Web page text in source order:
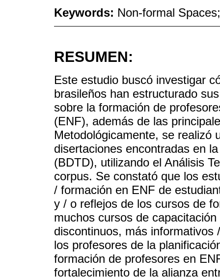
Keywords: Non-formal
RESUMEN:
Este estudio buscó investigar
brasileños han estructurado
sobre la formación de
(ENF), además de las
Metodológicamente, se realizó
disertaciones encontradas en
(BDTD), utilizando el Análisis
corpus. Se constató que los
/ formación en ENF de
y / o reflejos de los cursos de
muchos cursos de
discontinuos, más
los profesores de la
formación de profesores en
fortalecimiento de la alianza